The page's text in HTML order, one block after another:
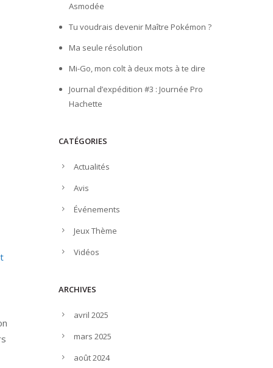
Asmodée
Tu voudrais devenir Maître Pokémon ?
Ma seule résolution
Mi-Go, mon colt à deux mots à te dire
Journal d’expédition #3 : Journée Pro
Hachette
CATÉGORIES
Actualités
Avis
Événements
Jeux Thème
Vidéos
ARCHIVES
avril 2025
mars 2025
août 2024